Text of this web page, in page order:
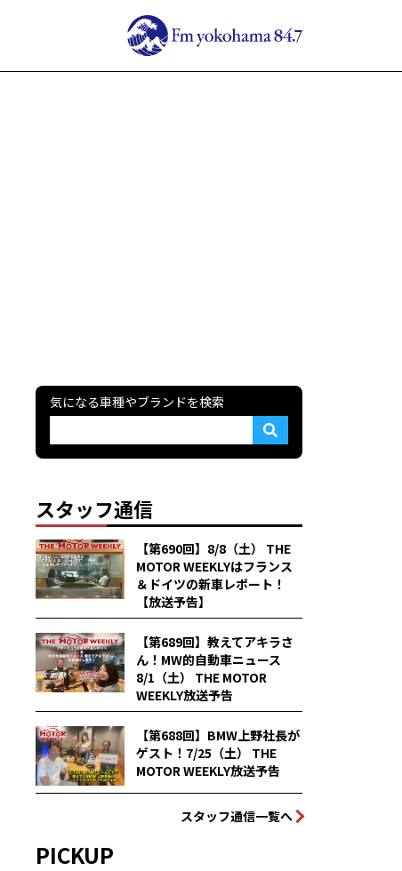
気になる車種やブランドを検索
スタッフ通信
【第690回】8/8（土） THE
MOTOR WEEKLYはフランス
＆ドイツの新車レポート！
【放送予告】
【第689回】教えてアキラさ
ん！MW的自動車ニュース
8/1（土） THE MOTOR
WEEKLY放送予告
【第688回】BMW上野社長が
ゲスト！7/25（土） THE
MOTOR WEEKLY放送予告
スタッフ通信一覧へ
PICKUP